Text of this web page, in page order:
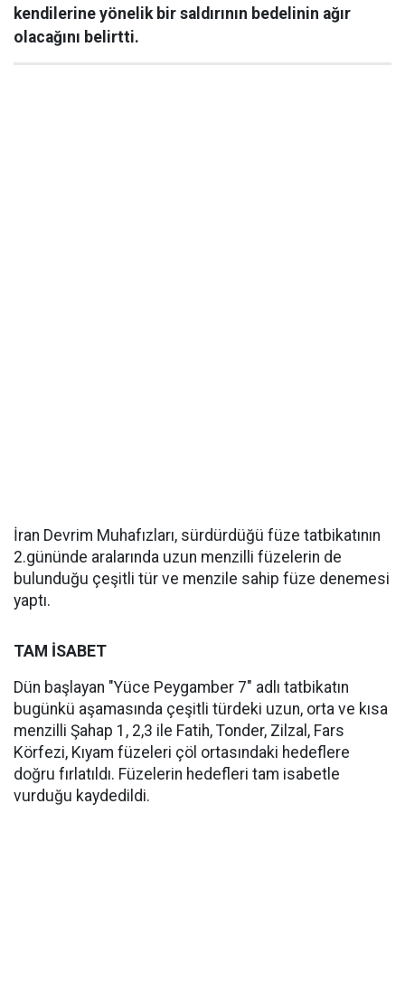
kendilerine yönelik bir saldırının bedelinin ağır
olacağını belirtti.
İran Devrim Muhafızları, sürdürdüğü füze tatbikatının
2.gününde aralarında uzun menzilli füzelerin de
bulunduğu çeşitli tür ve menzile sahip füze denemesi
yaptı.
TAM İSABET
Dün başlayan "Yüce Peygamber 7" adlı tatbikatın
bugünkü aşamasında çeşitli türdeki uzun, orta ve kısa
menzilli Şahap 1, 2,3 ile Fatih, Tonder, Zilzal, Fars
Körfezi, Kıyam füzeleri çöl ortasındaki hedeflere
doğru fırlatıldı. Füzelerin hedefleri tam isabetle
vurduğu kaydedildi.